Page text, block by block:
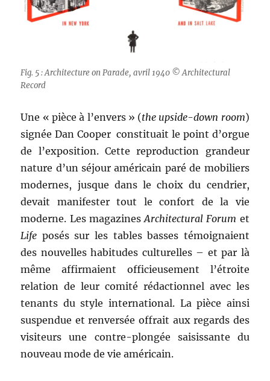
Fig. 5 : Architecture on Parade, avril 1940 © Architectural
Record
Une « pièce à l’envers » (the upside-down room)
signée Dan Cooper constituait le point d’orgue
de l’exposition. Cette reproduction grandeur
nature d’un séjour américain paré de mobiliers
modernes, jusque dans le choix du cendrier,
devait manifester tout le confort de la vie
moderne. Les magazinesArchitectural Forum et
Life posés sur les tables basses témoignaient
des nouvelles habitudes culturelles – et par là
même affirmaient officieusement l’étroite
relation de leur comité rédactionnel avec les
tenants du style international. La pièce ainsi
suspendue et renversée offrait aux regards des
visiteurs une contre-plongée saisissante du
nouveau mode de vie américain.